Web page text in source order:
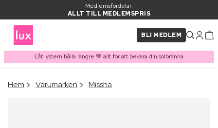
Medlemsfördelar:
ALLT TILL MEDLEMSPRIS
BLI MEDLEM
Låt lystern hålla längre 🤎 allt för att bevara din solbränna
PRODUKT I VARUKORGEN
Hem Varumärken Missha